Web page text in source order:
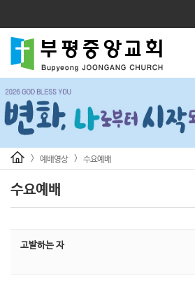
> 예배영상 > 수요예배
수요예배
고발하는 자